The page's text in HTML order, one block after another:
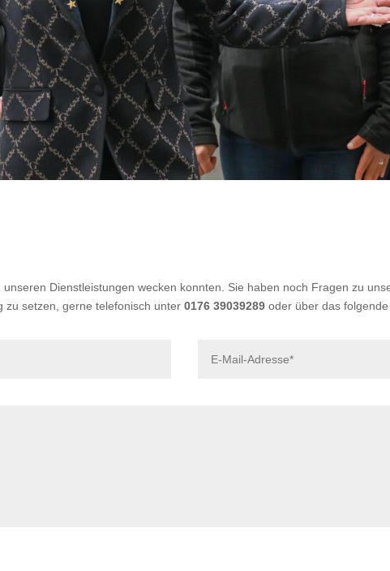
Dienstleistungen wecken konnten. Sie haben noch Fragen zu
zu setzen, gerne telefonisch unter0176 39039289 oder über das